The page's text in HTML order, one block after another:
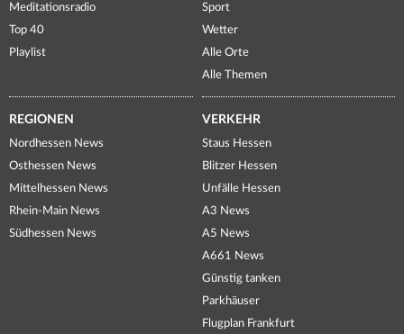
Meditationsradio
Top 40
Playlist
Sport
Wetter
Alle Orte
Alle Themen
REGIONEN
Nordhessen News
Osthessen News
Mittelhessen News
Rhein-Main News
Südhessen News
VERKEHR
Staus Hessen
Blitzer Hessen
Unfälle Hessen
A3 News
A5 News
A661 News
Günstig tanken
Parkhäuser
Flugplan Frankfurt